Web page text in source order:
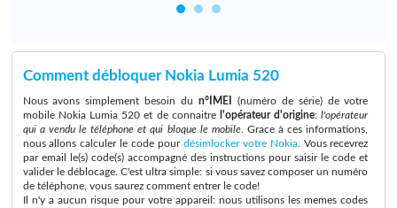
Comment débloquer Nokia Lumia 520
Nous avons simplement besoin du n°IMEI
(numéro de série) de votre
mobile Nokia Lumia 520 et de connaitre l'opérateur d'origine:l'opérateur
qui a vendu le téléphone et qui bloque le mobile. Grace à ces informations,
nous allons calculer le code pour désimlocker votre Nokia. Vous recevrez
par email le(s) code(s) accompagné des instructions pour saisir le code et
valider le déblocage. C'est ultra simple: si vous savez composer un numéro
de téléphone, vous saurez comment entrer le code!
Il n'y a aucun risque pour votre appareil: nous utilisons les memes codes